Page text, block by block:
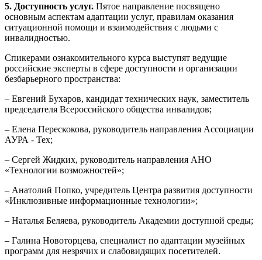
5. Доступность услуг. Пятое направление посвящено
основным аспектам адаптации услуг, правилам оказания
ситуационной помощи и взаимодействия с людьми с
инвалидностью.
Спикерами ознакомительного курса выступят ведущие
российские эксперты в сфере доступности и организации
безбарьерного пространства:
– Евгений Бухаров, кандидат технических наук, заместитель
председателя Всероссийского общества инвалидов;
– Елена Перескокова, руководитель направления Ассоциации
АУРА - Тех;
– Сергей Жидких, руководитель направления АНО
«Технологии возможностей»;
– Анатолий Попко, учредитель Центра развития доступности
«Инклюзивные информационные технологии»;
– Наталья Беляева, руководитель Академии доступной среды;
– Галина Новоторцева, специалист по адаптации музейных
программ для незрячих и слабовидящих посетителей.